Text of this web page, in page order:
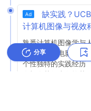
Ad
缺实践？
计算机图像与视效
熟悉计算机图像学与
完成游戏、电影片段
个性独特的实践经历
有机会获得大师推荐
分享